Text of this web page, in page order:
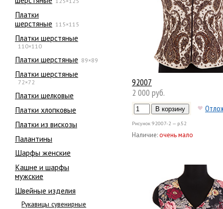
Платки
шерстяные 115×115
Платки шерстяные
110×110
Платки шерстяные 89×89
Платки шерстяные
72×72
Платки шелковые
Платки хлопковые
Платки из вискозы
Палантины
Шарфы женские
Кашне и шарфы
мужские
Швейные изделия
Рукавицы сувенирные
92007
2 000 руб.
Рисунок 92007-2 — р.52
Наличие:очень мало